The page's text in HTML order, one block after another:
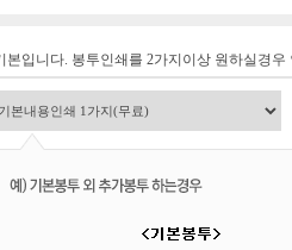
본입니다. 봉투인쇄를 2가지이상 원하실경